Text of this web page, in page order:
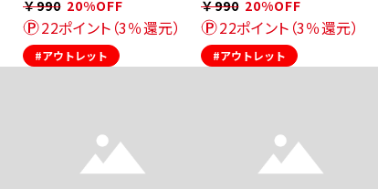
￥990 20%OFF
22ポイント（3％還元）
#アウトレット
￥990 20%OFF
22ポイント（3％還元）
#アウトレット